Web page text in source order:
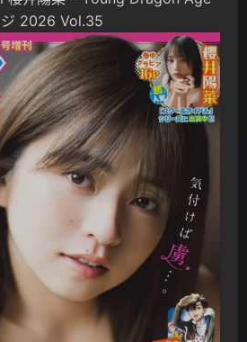
2026 Vol.35